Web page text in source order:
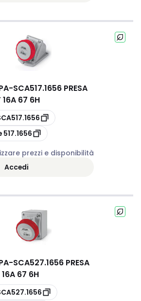
-SCA517.1656 PRESA
67 6H
517.1656
prezzi e disponibilità
Accedi
-SCA527.1656 PRESA
67 6H